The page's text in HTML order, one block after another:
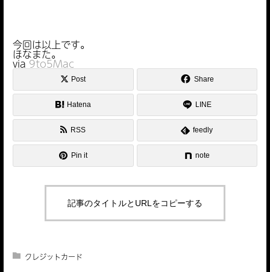
今回は以上です。
ほなまた。
via9to5Mac
Post Share
Hatena LINE
RSS feedly
Pin it note
記事のタイトルとURLをコピーする
クレジットカード